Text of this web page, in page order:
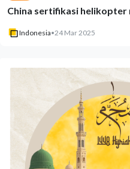
China sertifikasi
Indonesia•24 Mar 2025